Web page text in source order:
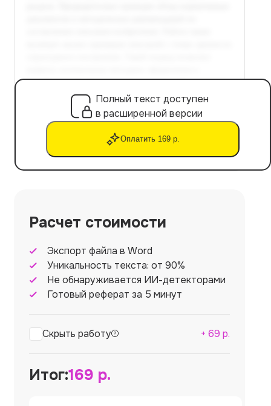
Полный текст доступен
в расширенной версии
Оплатить 169 р.
Расчет стоимости
Экспорт файла в Word
Уникальность текста: от 90%
Не обнаруживается ИИ-детекторами
Готовый реферат за 5 минут
Скрыть работу + 69 р.
Итог:169 р.